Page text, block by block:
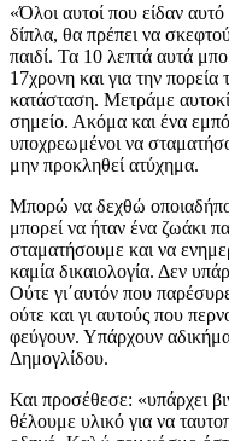
«Όλοι αυτοί που είδαν
δίπλα, θα πρέπει να
παιδί. Τα 10 λεπτά αυτά
17χρονη και για την πορεία
κατάσταση. Μετράμε
σημείο. Ακόμα και ένα
υποχρεωμένοι να
μην προκληθεί ατύχημα.
Μπορώ να δεχθώ
μπορεί να ήταν ένα ζωάκι
σταματήσουμε και να
καμία δικαιολογία. Δεν
Ούτε γι΄αυτόν που
ούτε και γι αυτούς που
φεύγουν. Υπάρχουν
Δημογλίδου.
Και προσέθεσε: «υπάρχει
θέλουμε υλικό για να